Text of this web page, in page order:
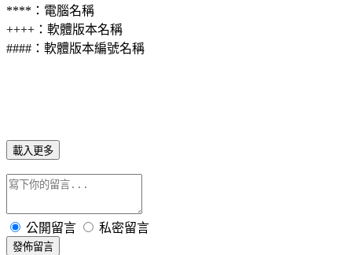
****：電腦名稱
++++：軟體版本名稱
####：軟體版本編號名稱
載入更多
公開留言 私密留言
發佈留言